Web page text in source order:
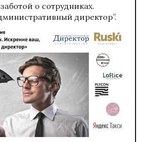
о сотрудниках.
директор”.